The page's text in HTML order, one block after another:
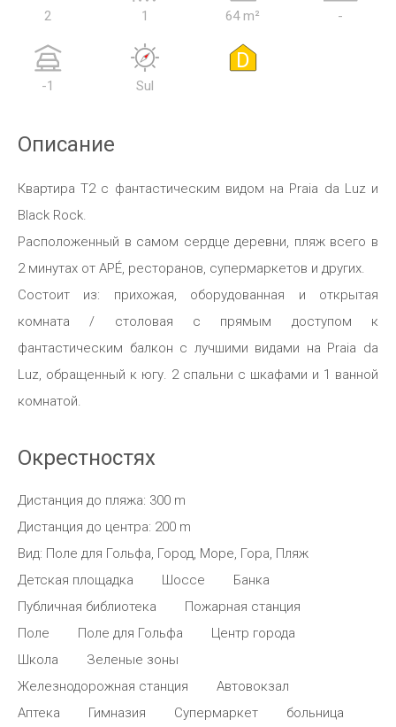
2 1 64 m² -
-1 Sul
D
Описание
Квартира T2 с фантастическим видом на Praia da Luz и
Black Rock.
Расположенный в самом сердце деревни, пляж всего в
2 минутах от APÉ, ресторанов, супермаркетов и других.
Состоит из: прихожая, оборудованная и открытая
комната / столовая с прямым доступом к
фантастическим балкон с лучшими видами на Praia da
Luz, обращенный к югу. 2 спальни с шкафами и 1 ванной
комнатой.
Окрестностях
Дистанция до пляжа: 300 m
Дистанция до центра: 200 m
Вид: Поле для Гольфа, Город, Море, Гора, Пляж
Детская площадка
Шоссе
Банка
Публичная библиотека
Пожарная станция
Поле
Поле для Гольфа
Центр города
Школа
Зеленые зоны
Железнодорожная станция
Автовокзал
Аптека
Гимназия Супермаркет больница